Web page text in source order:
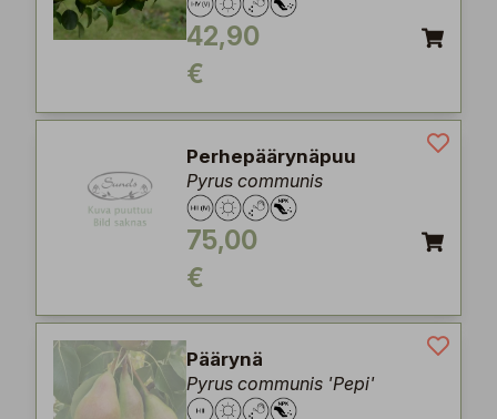
42,90
€
Perhepäärynäpuu
Pyrus communis
75,00
€
Päärynä
Pyrus communis 'Pepi'